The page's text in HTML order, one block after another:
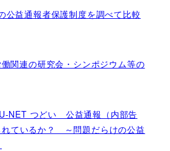
公益通報者保護制度を調べて比較
関連の研究会・シンポジウム等の
NET つどい 公益通報（内部告
れているか？ ～問題だらけの公益